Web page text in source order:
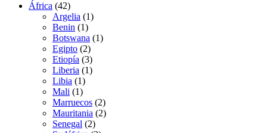
África (42)
Argelia (1)
Benin (1)
Botswana (1)
Egipto (2)
Etiopía (3)
Liberia (1)
Libia (1)
Mali (1)
Marruecos (2)
Mauritania (2)
Senegal (2)